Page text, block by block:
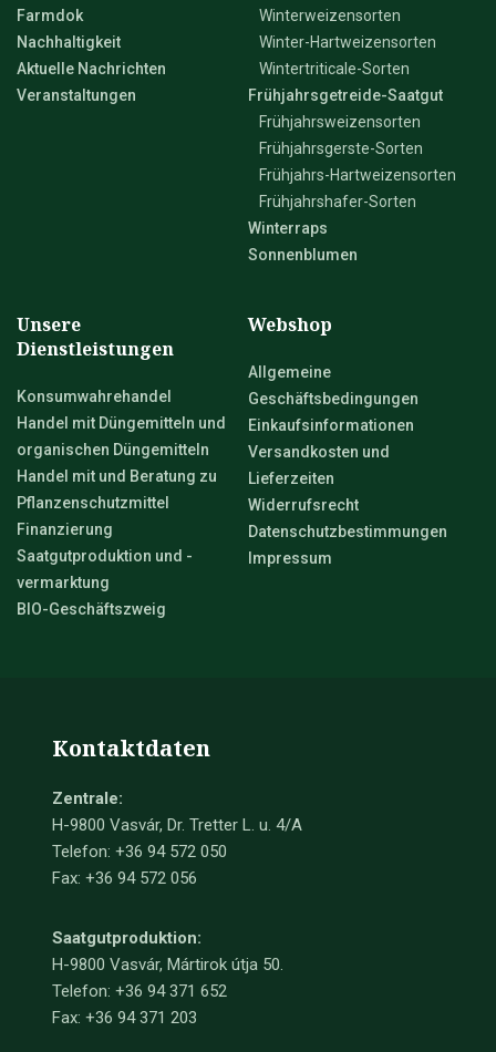
Farmdok
Nachhaltigkeit
Aktuelle Nachrichten
Veranstaltungen
Winterweizensorten
Winter-Hartweizensorten
Wintertriticale-Sorten
Frühjahrsgetreide-Saatgut
Frühjahrsweizensorten
Frühjahrsgerste-Sorten
Frühjahrs-Hartweizensorten
Frühjahrshafer-Sorten
Winterraps
Sonnenblumen
Unsere
Dienstleistungen
Konsumwahrehandel
Handel mit Düngemitteln und
organischen Düngemitteln
Handel mit und Beratung zu
Pflanzenschutzmittel
Finanzierung
Saatgutproduktion und -
vermarktung
BIO-Geschäftszweig
Webshop
Allgemeine
Geschäftsbedingungen
Einkaufsinformationen
Versandkosten und
Lieferzeiten
Widerrufsrecht
Datenschutzbestimmungen
Impressum
Kontaktdaten
Zentrale:
H-9800 Vasvár, Dr. Tretter L. u. 4/A
Telefon: +36 94 572 050
Fax: +36 94 572 056
Saatgutproduktion:
H-9800 Vasvár, Mártirok útja 50.
Telefon: +36 94 371 652
Fax: +36 94 371 203